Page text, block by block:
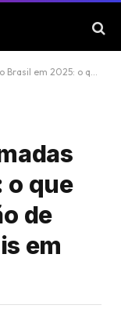
prevenção de incêndios florestais em 2026
o que
de
em